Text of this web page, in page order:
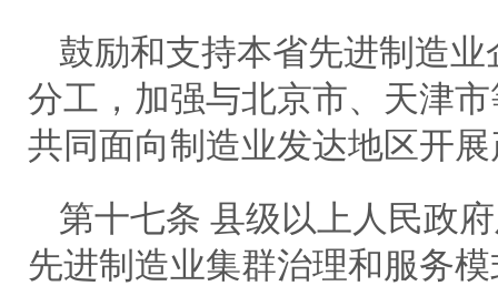
鼓励和支持本省先进制造
分工，加强与北京市、天津
共同面向制造业发达地区开
第十七条 县级以上人民政
先进制造业集群治理和服务